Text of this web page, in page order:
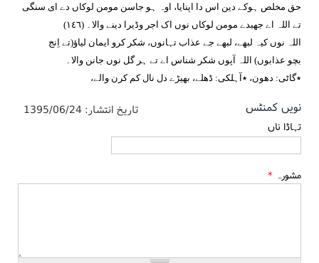
حق مخلص ہوکے دین اس دا اپنایا، اوہ ہو جاسن مومن لوکاں دے ای سنگی
تے اللہ اے جھبدے مومن لوکاں نوں اک اجر وڈیرا دینے والا۔ (١٤٦)
اللہ نوں کیہ لبھے، لبھے جے عذاب تہانوں، شکر کرو ایمان لیاؤ(تے اِنج
بچو عذابوں) اللہ آپوں شکر شناس اے تے ہر گل نوں جانن والا۔
٭گاٹی: دھون، ٭آہلکی: ڈھلے، بھیڑے دل نال کم کرن والے،
تاریخ انتشار: 1395/06/24 نویں کمنٹس
تہاڈا ناں
مشورہ *